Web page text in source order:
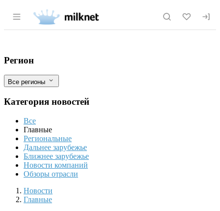
Раздел навигации по сайту milknet.ru
Роскачество проверит состав
Фильтры
Регион
Все регионы
Категория новостей
Все
Главные
Региональные
Дальнее зарубежье
Ближнее зарубежье
Новости компаний
Обзоры отрасли
Новости
Разделы
Новости
Главные